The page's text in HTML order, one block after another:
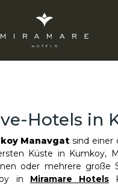
Hotels in
Manavgatsind einer
Küste in Kumkoy,
oder mehrere große
in Miramare Hotels